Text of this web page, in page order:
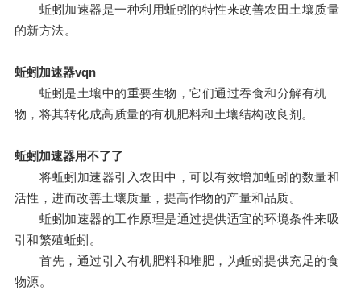
蚯蚓加速器是一种利用蚯蚓的特性来改善农田土壤质量
的新方法。
蚯蚓加速器vqn
蚯蚓是土壤中的重要生物，它们通过吞食和分解有机
物，将其转化成高质量的有机肥料和土壤结构改良剂。
蚯蚓加速器用不了了
将蚯蚓加速器引入农田中，可以有效增加蚯蚓的数量和
活性，进而改善土壤质量，提高作物的产量和品质。
蚯蚓加速器的工作原理是通过提供适宜的环境条件来吸
引和繁殖蚯蚓。
首先，通过引入有机肥料和堆肥，为蚯蚓提供充足的食
物源。